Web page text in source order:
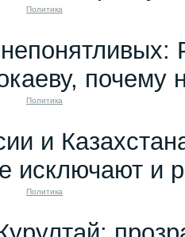
Политика
Политика
и
исключают и
Политика